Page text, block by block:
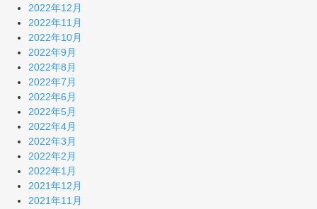
2022年12月
2022年11月
2022年10月
2022年9月
2022年8月
2022年7月
2022年6月
2022年5月
2022年4月
2022年3月
2022年2月
2022年1月
2021年12月
2021年11月